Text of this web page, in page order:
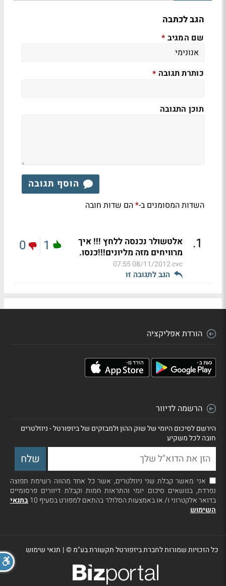
הגב לכתבה
שם המגיב *
כותרת תגובה *
תוכן התגובה
הוסף תגובה
השדות המסומנים ב-*הם שדות חובה
1
.
אלטשולר נכנסה ללחץ !!! איך
מרוויחים מזה מליונים!!!כנסו.
cvc
08/11/2012 07:55
הגב לתגובה זו
1
0
הורדת אפליקציה
הרשמה לדיוור
הירשם לסיכום היומי של שוק ההון ולמבזקים של ביזפורטל - ניוזלטרים
חובה לכל משקיע
אני מאשר קבלת שני ניוזלטרים, אשר כל אחד מהווה רשימת תפוצה
נפרדת, בנושאים סיכום יומי והתראות חמות וקבלת דיוורים פרסומיים
בדואר אלקטרוני ו/ או באמצעות הסלולר בהתאם למפורט בסעיף 10
בתנאי
השימוש
כל הזכויות שמורות לחברת ביזפורטל תקשורת בע"מ ©| תנאי שימוש